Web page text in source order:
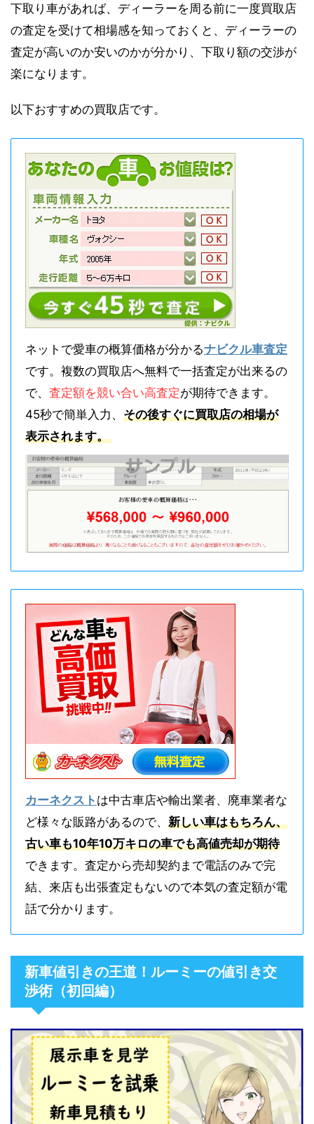
下取り車があれば、ディーラーを周る前に一度買取店
の査定を受けて相場感を知っておくと、ディーラーの
査定が高いのか安いのかが分かり、下取り額の交渉が
楽になります。
以下おすすめの買取店です。
ネットで愛車の概算価格が分かるナビクル車査定
です。複数の買取店へ無料で一括査定が出来るの
で、 査定額を競い合い高査定が期待できます。
45秒で簡単入力、 その後すぐに買取店の相場が
表示されます。
カーネクスト は中古車店や輸出業者、廃車業者な
ど様々な販路があるので、 新しい車はもちろん、
古い車も10年10万キロの車でも高値売却が期待
できます。査定から売却契約まで電話のみで完
結、来店も出張査定もないので本気の査定額が電
話で分かります。
新車値引きの王道！ルーミーの値引き交
渉術（初回編）